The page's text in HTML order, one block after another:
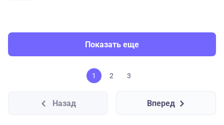
Показать еще
1 2 3
Назад Вперед